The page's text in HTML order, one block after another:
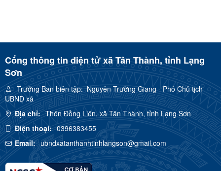
Cổng thông tin điện tử xã Tân Thành, tỉnh Lạng
Sơn
Trưởng Ban biên tập:Nguyễn Trường Giang - Phó Chủ tịch
UBND xã
Địa chỉ: Thôn Đồng Liên, xã Tân Thành, tỉnh Lạng Sơn
Điện thoại: 0396383455
Email: ubndxatanthanhtinhlangson@gmail.com